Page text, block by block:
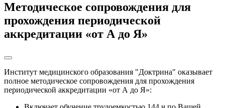
Методическое сопровождения для
прохождения периодической
аккредитации «от А до Я»
Институт медицинского образования "Доктрина" оказывает
полное методическое сопровождения для прохождения
периодической аккредитации «от А до Я»: